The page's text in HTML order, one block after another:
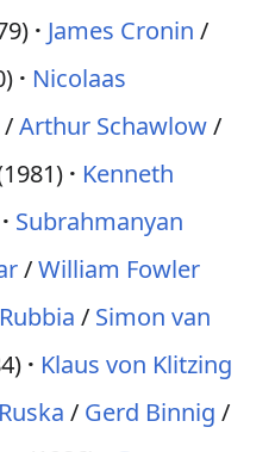
James Cronin /
Nicolaas
/Arthur Schawlow/
Kenneth
Subrahmanyan
/William Fowler
/ Simon van
Klaus von Klitzing
/ Gerd Binnig /